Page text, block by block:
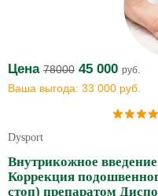
Цена 78000 45 000 руб.
Ваша выгода: 33 000 руб.
Dysport
Внутрикожное
Коррекция
стоп) препаратом